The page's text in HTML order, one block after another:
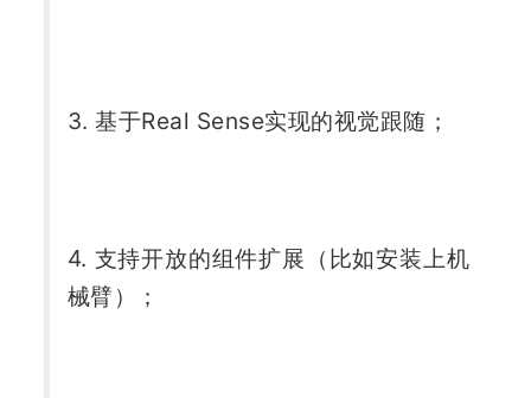
3. 基于Real Sense实现的视觉跟随；
4. 支持开放的组件扩展（比如安装上机
械臂）；